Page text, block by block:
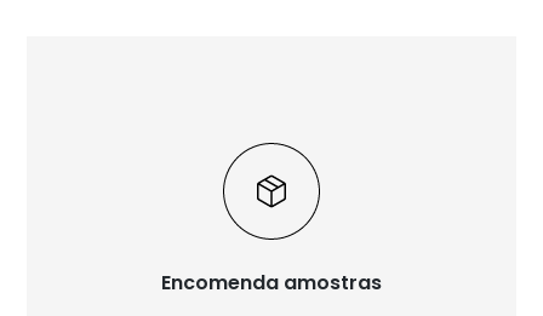
Encomenda amostras